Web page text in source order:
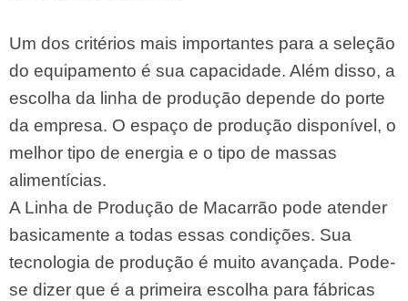
Um dos critérios mais importantes para a seleção
do equipamento é sua capacidade. Além disso, a
escolha da linha de produção depende do porte
da empresa. O espaço de produção disponível, o
melhor tipo de energia e o tipo de massas
alimentícias.
A Linha de Produção de Macarrão pode atender
basicamente a todas essas condições. Sua
tecnologia de produção é muito avançada. Pode-
se dizer que é a primeira escolha para fábricas